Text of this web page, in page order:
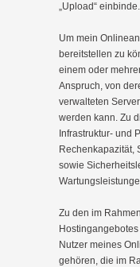
„Upload“ einbinde.
Um mein
bereitstellen zu
einem oder
Anspruch, von
verwalteten
werden kann. Zu
Infrastruktur- und
Rechenkapazität,
sowie
Zu den im
Nutzer meines
gehören, die im